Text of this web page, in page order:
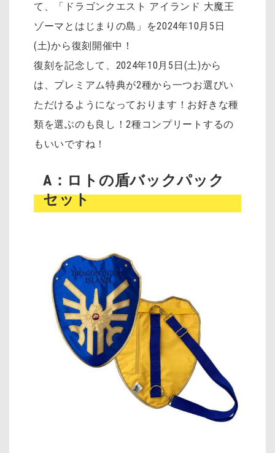
て、「ドラゴンクエスト アイランド 大魔王
ゾーマとはじまりの島」を2024年10月5日
(土)から復刻開催中！
復刻を記念して、2024年10月5日(土)から
は、プレミアム特典が2種から一つお選びい
ただけるようになっております！お好きな種
類を選ぶのも良し！2種コンプリートするの
もいいですね！
A：ロトの盾バックパック
セット